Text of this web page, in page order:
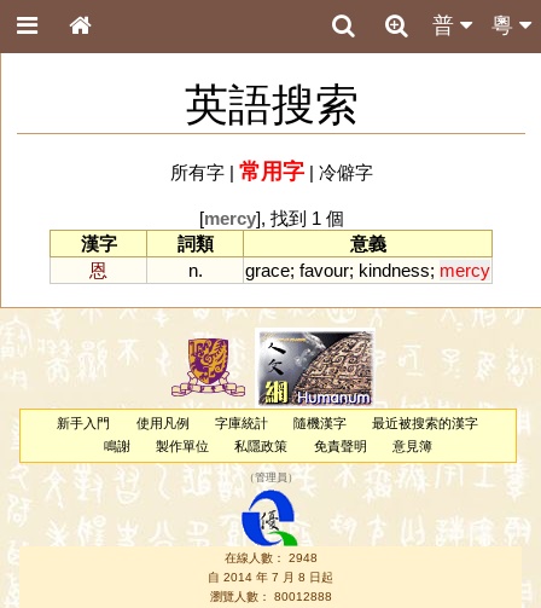
粵
普
英語搜索
所有字| 常用字| 冷僻字
[mercy], 找到 1 個
漢字
詞類
意義
恩
n. grace; favour; kindness; mercy
新手入門 使用凡例 字庫統計 隨機漢字
最近被搜索的漢字
鳴謝
製作單位 私隱政策 免責聲明 意見簿
（管理員 ）
在線人數： 2948
自 2014 年 7 月 8 日起
瀏覽人數： 80012888